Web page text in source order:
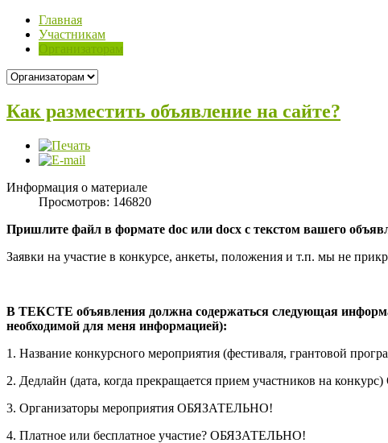
Главная
Участникам
Организаторам
Как разместить объявление на сайте?
Информация о материале
Просмотров: 146820
Пришлите файл в формате doc или docx с текстом вашего
Заявки на участие в конкурсе, анкеты, положения и т.п. мы не
В ТЕКСТЕ объявления должна содержаться следующая
необходимой для меня информацией):
1. Название конкурсного мероприятия (фестиваля, грантовой
2. Дедлайн (дата, когда прекращается прием участников на
3. Организаторы мероприятия ОБЯЗАТЕЛЬНО!
4. Платное или бесплатное участие? ОБЯЗАТЕЛЬНО!